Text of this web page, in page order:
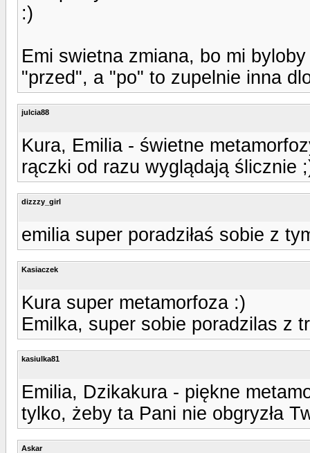
:)
Emi swietna zmiana, bo mi
"przed", a "po" to zupelnie inna
julcia88
Kura, Emilia - świetne
rączki od razu wyglądają ślicznie
dizzzy_girl
emilia super poradziłaś sobie z
Kasiaczek
Kura super metamorfoza :)
Emilka, super sobie poradzilas z
kasiulka81
Emilia, Dzikakura - piękne
tylko, żeby ta Pani nie obgryzła
Askar